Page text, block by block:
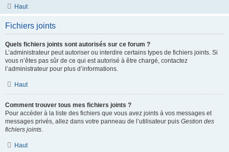
Haut
Fichiers joints
Quels fichiers joints sont autorisés sur ce forum ?
L’administrateur peut autoriser ou interdire certains types de fichiers joints. Si
vous n’êtes pas sûr de ce qui est autorisé à être chargé, contactez
l’administrateur pour plus d’informations.
Haut
Comment trouver tous mes fichiers joints ?
Pour accéder à la liste des fichiers que vous avez joints à vos messages et
messages privés, allez dans votre panneau de l’utilisateur puis Gestion des
fichiers joints.
Haut